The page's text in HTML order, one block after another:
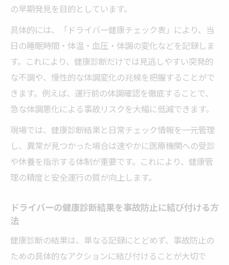
の早期発見を目的としています。
具体的には、「ドライバー健康チェック表」により、当
日の睡眠時間・体温・血圧・体調の変化などを記録しま
す。これにより、健康診断だけでは見逃しやすい突発的
な不調や、慢性的な体調変化の兆候を把握することがで
きます。例えば、運行前の体調確認を徹底することで、
急な体調悪化による事故リスクを大幅に低減できます。
現場では、健康診断結果と日常チェック情報を一元管理
し、異常が見つかった場合は速やかに医療機関への受診
や休養を指示する体制が重要です。これにより、健康管
理の精度と安全運行の質が向上します。
ドライバーの健康診断結果を事故防止に結び付ける方
法
健康診断の結果は、単なる記録にとどめず、事故防止の
ための具体的なアクションに結び付けることが大切で